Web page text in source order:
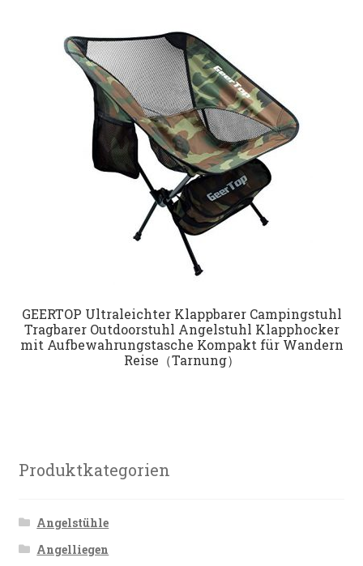
GEERTOP Ultraleichter Klappbarer Campingstuhl
Tragbarer Outdoorstuhl Angelstuhl Klapphocker
mit Aufbewahrungstasche Kompakt für Wandern
Reise（Tarnung）
Produktkategorien
Angelstühle
Angelliegen